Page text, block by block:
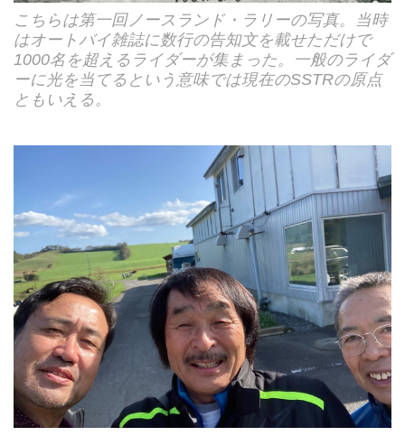
こちらは第一回ノースランド・ラリーの写真。当時
はオートバイ雑誌に数行の告知文を載せただけで
1000名を超えるライダーが集まった。一般のライダ
ーに光を当てるという意味では現在のSSTRの原点
ともいえる。